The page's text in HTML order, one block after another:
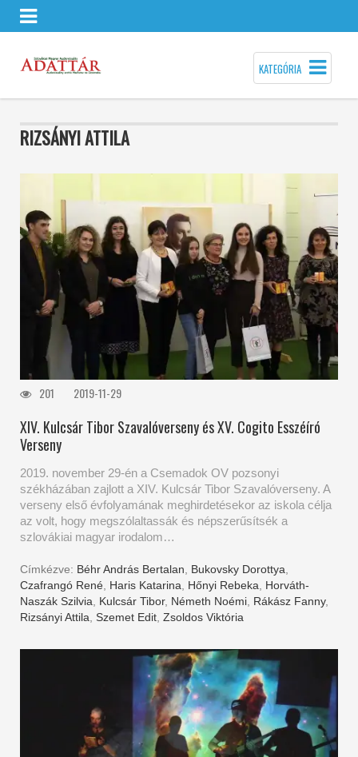
KATEGÓRIA
RIZSÁNYI ATTILA
201 2019-11-29
XIV. Kulcsár Tibor Szavalóverseny és XV. Cogito Esszéíró
Verseny
2019. november 29-én a Csemadok OV pozsonyi
székházában zajlott a XIV. Kulcsár Tibor Szavalóverseny. A
verseny első évfolyamának meghirdetésekor az iskola célja
az volt, hogy megszólaltassák és népszerűsítsék a
szlovákiai magyar irodalom…
Címkézve: Béhr András Bertalan, Bukovsky Dorottya,
Czafrangó René, Haris Katarina, Hőnyi Rebeka, Horváth-
Naszák Szilvia, Kulcsár Tibor, Németh Noémi, Rákász Fanny,
Rizsányi Attila, Szemet Edit, Zsoldos Viktória